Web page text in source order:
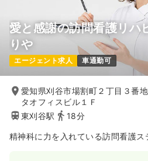
愛と感謝の訪問看護リハ
りや
エージェント求人 車通勤可
愛知県刈谷市場割町２丁目３番
タオフィスビル１Ｆ
東刈谷駅
18分
精神科に力を入れている訪問看護ス